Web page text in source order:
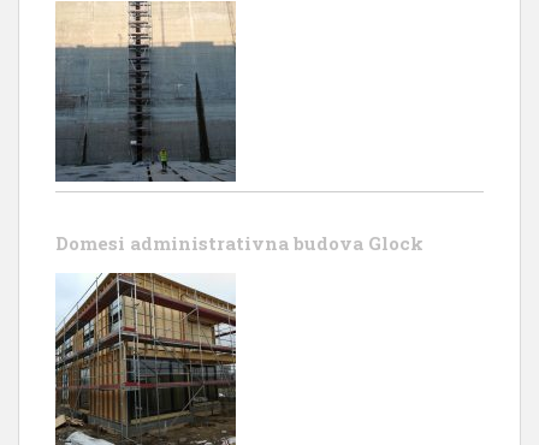
Domesi administrativna budova Glock